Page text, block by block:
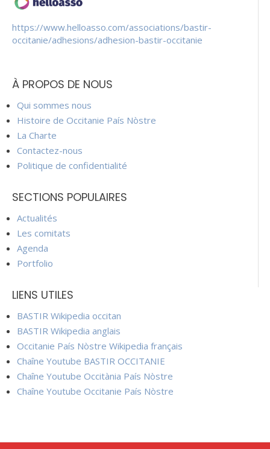
https://www.helloasso.com/associations/bastir-
occitanie/adhesions/adhesion-bastir-occitanie
À PROPOS DE NOUS
Qui sommes nous
Histoire de Occitanie País Nòstre
La Charte
Contactez-nous
Politique de confidentialité
SECTIONS POPULAIRES
Actualités
Les comitats
Agenda
Portfolio
LIENS UTILES
BASTIR Wikipedia occitan
BASTIR Wikipedia anglais
Occitanie País Nòstre Wikipedia français
Chaîne Youtube BASTIR OCCITANIE
Chaîne Youtube Occitània País Nòstre
Chaîne Youtube Occitanie País Nòstre